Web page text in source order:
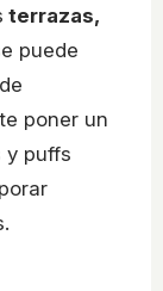
terrazas,
puede
poner un
y puffs